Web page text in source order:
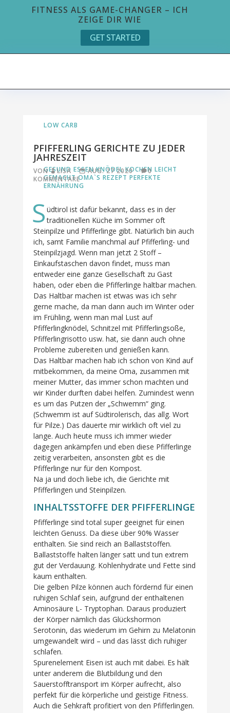
FITNESS ALS GAME-CHANGER – ICH
ZEIGE DIR WIE
GET STARTED
LOW CARB
PFIFFERLING GERICHTE ZU JEDER
JAHRESZEIT
VON LISA AUG. 27 2020
0
KOMMENTARE
GESUND ESSEN KNÖDEL KOCHEN LEICHT
GEMACHT OMA`S REZEPT PERFEKTE
ERNÄHRUNG
S üdtirol ist dafür bekannt, dass es in der
traditionellen Küche im Sommer oft
Steinpilze und Pfifferlinge gibt. Natürlich bin auch
ich, samt Familie manchmal auf Pfifferling- und
Steinpilzjagd. Wenn man jetzt 2 Stoff –
Einkaufstaschen davon findet, muss man
entweder eine ganze Gesellschaft zu Gast
haben, oder eben die Pfifferlinge haltbar machen.
Das Haltbar machen ist etwas was ich sehr
gerne mache, da man dann auch im Winter oder
im Frühling, wenn man mal Lust auf
Pfifferlingknödel, Schnitzel mit Pfifferlingsoße,
Pfifferlingrisotto usw. hat, sie dann auch ohne
Probleme zubereiten und genießen kann.
Das Haltbar machen hab ich schon von Kind auf
mitbekommen, da meine Oma, zusammen mit
meiner Mutter, das immer schon machten und
wir Kinder durften dabei helfen. Zumindest wenn
es um das Putzen der „Schwemm“ ging.
(Schwemm ist auf Südtirolerisch, das allg. Wort
für Pilze.) Das dauerte mir wirklich oft viel zu
lange. Auch heute muss ich immer wieder
dagegen ankämpfen und eben diese Pfifferlinge
zeitig verarbeiten, ansonsten gibt es die
Pfifferlinge nur für den Kompost.
Na ja und doch liebe ich, die Gerichte mit
Pfifferlingen und Steinpilzen.
INHALTSSTOFFE DER PFIFFERLINGE
Pfifferlinge sind total super geeignet für einen
leichten Genuss. Da diese über 90% Wasser
enthalten. Sie sind reich an Ballaststoffen.
Ballaststoffe halten länger satt und tun extrem
gut der Verdauung. Kohlenhydrate und Fette sind
kaum enthalten.
Die gelben Pilze können auch fördernd für einen
ruhigen Schlaf sein, aufgrund der enthaltenen
Aminosäure L- Tryptophan. Daraus produziert
der Körper nämlich das Glückshormon
Serotonin, das wiederum im Gehirn zu Melatonin
umgewandelt wird – und das lässt dich ruhiger
schlafen.
Spurenelement Eisen ist auch mit dabei. Es hält
unter anderem die Blutbildung und den
Sauerstofftransport im Körper aufrecht, also
perfekt für die körperliche und geistige Fitness.
Auch die Sehkraft profitiert von den Pfifferlingen.